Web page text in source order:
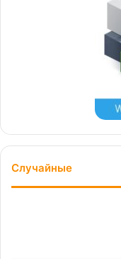
Случайные